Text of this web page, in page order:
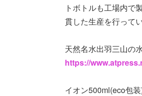
トボトルも工場内で
貫した生産を行ってい
天然名水出羽三山の
https://
イオン500ml(eco包